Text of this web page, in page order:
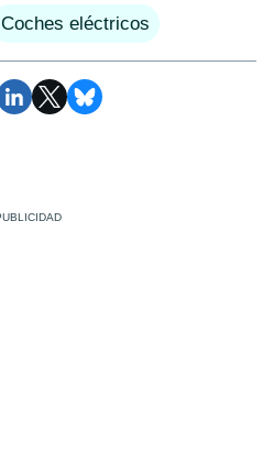
Coches eléctricos